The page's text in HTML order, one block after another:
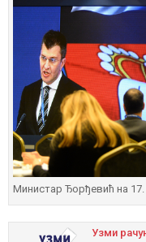
Министар Ђорђевић на
Узми